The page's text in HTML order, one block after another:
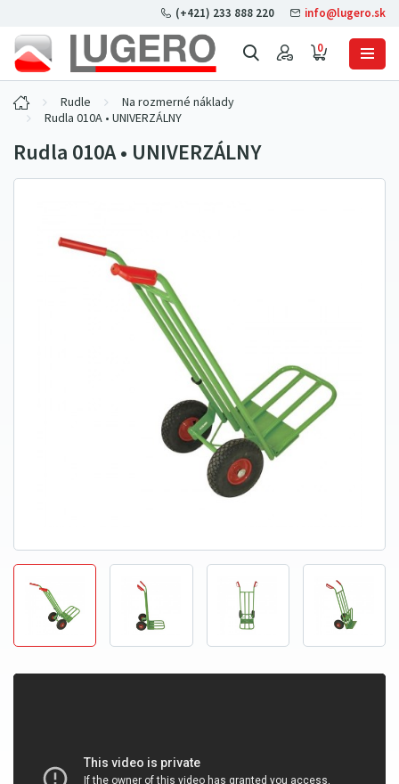
0
(+421) 233 888 220 info@lugero.sk
Rudle
Na rozmerné náklady
Rudla 010A • UNIVERZÁLNY
Rudla 010A • UNIVERZÁLNY